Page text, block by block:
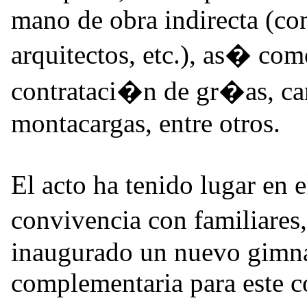
mano de obra indirecta
arquitectos, etc.), as�
contrataci�n de gr�as,
montacargas, entre otros.
El acto ha tenido lugar en
convivencia con
inaugurado un nuevo
complementaria para este